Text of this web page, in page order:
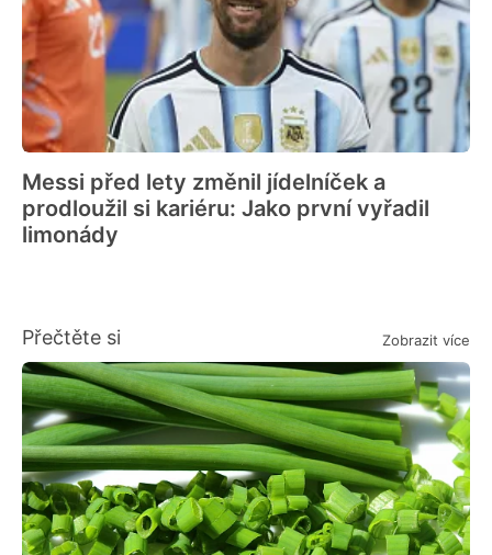
Messi před lety změnil jídelníček a
prodloužil si kariéru: Jako první vyřadil
limonády
Přečtěte si Zobrazit více